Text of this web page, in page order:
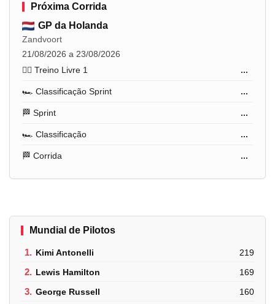
Próxima Corrida
GP da Holanda
Zandvoort
21/08/2026 a 23/08/2026
🏋️‍♂️ Treino Livre 1
...
🏎️ Classificação Sprint ...
🏁 Sprint ...
🏎️ Classificação ...
🏁 Corrida ...
Mundial de Pilotos
1. Kimi Antonelli 219
2. Lewis Hamilton 169
3. George Russell 160